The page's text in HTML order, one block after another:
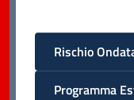
Rischio
Programma